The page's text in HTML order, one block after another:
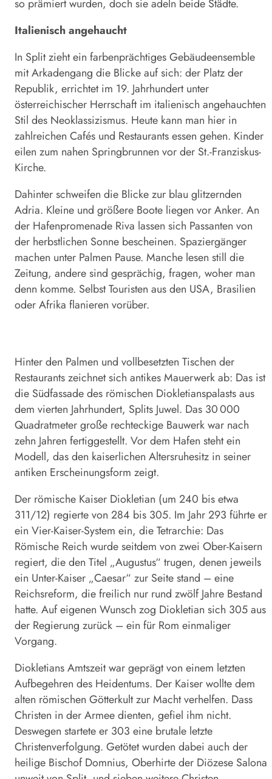
so prämiert wurden, doch sie adeln beide Städte.
Italienisch angehaucht
In Split zieht ein farbenprächtiges Gebäudeensemble
mit Arkadengang die Blicke auf sich: der Platz der
Republik, errichtet im 19. Jahrhundert unter
österreichischer Herrschaft im italienisch angehauchten
Stil des Neoklassizismus. Heute kann man hier in
zahlreichen Cafés und Restaurants essen gehen. Kinder
eilen zum nahen Springbrunnen vor der St.-Franziskus-
Kirche.
Dahinter schweifen die Blicke zur blau glitzernden
Adria. Kleine und größere Boote liegen vor Anker. An
der Hafenpromenade Riva lassen sich Passanten von
der herbstlichen Sonne bescheinen. Spaziergänger
machen unter Palmen Pause. Manche lesen still die
Zeitung, andere sind gesprächig, fragen, woher man
denn komme. Selbst Touristen aus den USA, Brasilien
oder Afrika flanieren vorüber.
Hinter den Palmen und vollbesetzten Tischen der
Restaurants zeichnet sich antikes Mauerwerk ab: Das ist
die Südfassade des römischen Diokletianspalasts aus
dem vierten Jahrhundert, Splits Juwel. Das 30 000
Quadratmeter große rechteckige Bauwerk war nach
zehn Jahren fertiggestellt. Vor dem Hafen steht ein
Modell, das den kaiserlichen Altersruhesitz in seiner
antiken Erscheinungsform zeigt.
Der römische Kaiser Diokletian (um 240 bis etwa
311/12) regierte von 284 bis 305. Im Jahr 293 führte er
ein Vier-Kaiser-System ein, die Tetrarchie: Das
Römische Reich wurde seitdem von zwei Ober-Kaisern
regiert, die den Titel „Augustus“ trugen, denen jeweils
ein Unter-Kaiser „Caesar“ zur Seite stand – eine
Reichsreform, die freilich nur rund zwölf Jahre Bestand
hatte. Auf eigenen Wunsch zog Dio­kletian sich 305 aus
der Regierung zurück – ein für Rom einmaliger
Vorgang.
Diokletians Amtszeit war geprägt von einem letzten
Aufbegehren des Heidentums. Der Kaiser wollte dem
alten römischen Götterkult zur Macht verhelfen. Dass
Christen in der Armee dienten, gefiel ihm nicht.
Deswegen startete er 303 eine brutale letzte
Christenverfolgung. Getötet wurden dabei auch der
heilige Bischof Domnius, Oberhirte der Diözese Salona